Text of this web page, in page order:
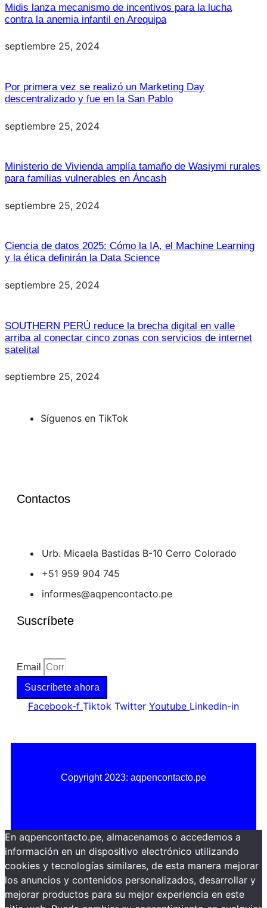
Midis lanza mecanismo de incentivos para la lucha
contra la anemia infantil en Arequipa
septiembre 25, 2024
Por primera vez se realizó un Marketing Day
descentralizado y fue en la San Pablo
septiembre 25, 2024
Ministerio de Vivienda amplía tamaño de Wasiymi rurales
para familias vulnerables en Áncash
septiembre 25, 2024
Ciencia de datos 2025: Cómo la IA, el Machine Learning
y la ética definirán la Data Science
septiembre 25, 2024
SOUTHERN PERÚ reduce la brecha digital en valle
arriba al conectar cinco zonas con servicios de internet
satelital
septiembre 25, 2024
Síguenos en TikTok
Contactos
Urb. Micaela Bastidas B-10 Cerro Colorado
+51 959 904 745
informes@aqpencontacto.pe
Suscríbete
Email
Suscríbete ahora
Facebook-f Tiktok Twitter Youtube Linkedin-in
Copyright 2023: aqpencontacto.pe
En aqpencontacto.pe, almacenamos o accedemos a
información en un dispositivo electrónico utilizando
cookies y tecnologías similares, de esta manera mejorar
los anuncios y contenidos personalizados, desarrollar y
mejorar productos para su mejor experiencia en este